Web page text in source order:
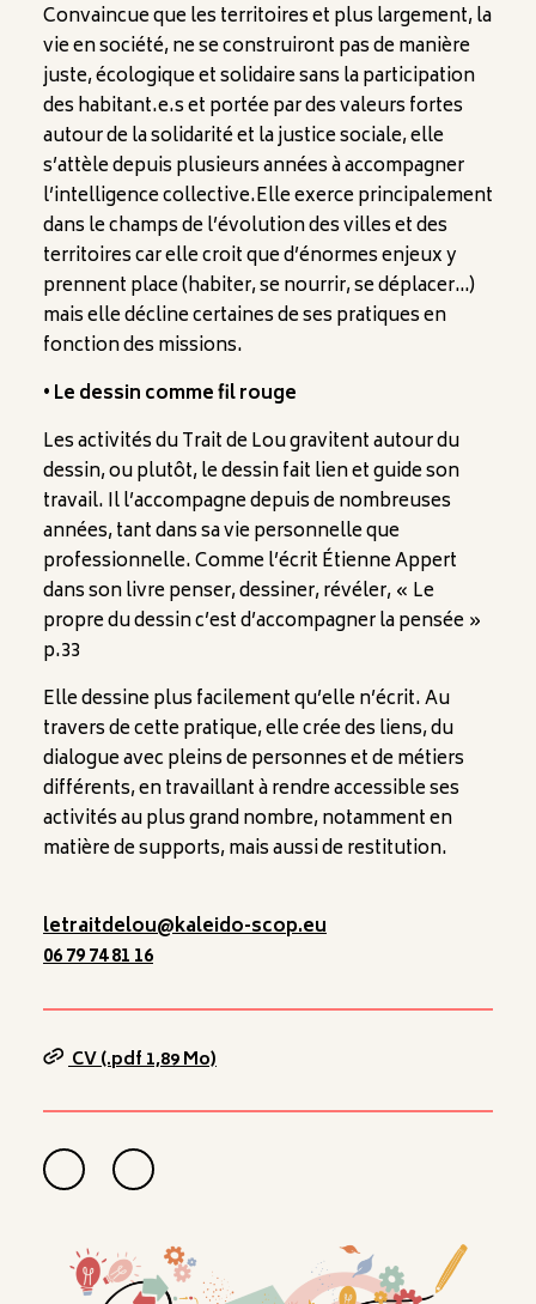
Convaincue que les territoires et plus largement, la
vie en société, ne se construiront pas de manière
juste, écologique et solidaire sans la participation
des habitant.e.s et portée par des valeurs fortes
autour de la solidarité et la justice sociale, elle
s’attèle depuis plusieurs années à accompagner
l’intelligence collective.Elle exerce principalement
dans le champs de l’évolution des villes et des
territoires car elle croit que d’énormes enjeux y
prennent place (habiter, se nourrir, se déplacer…)
mais elle décline certaines de ses pratiques en
fonction des missions.
• Le dessin comme fil rouge
Les activités du Trait de Lou gravitent autour du
dessin, ou plutôt, le dessin fait lien et guide son
travail. Il l’accompagne depuis de nombreuses
années, tant dans sa vie personnelle que
professionnelle. Comme l’écrit Étienne Appert
dans son livre penser, dessiner, révéler, « Le
propre du dessin c’est d’accompagner la pensée »
p.33
Elle dessine plus facilement qu’elle n’écrit. Au
travers de cette pratique, elle crée des liens, du
dialogue avec pleins de personnes et de métiers
différents, en travaillant à rendre accessible ses
activités au plus grand nombre, notamment en
matière de supports, mais aussi de restitution.
letraitdelou@kaleido-scop.eu
06 79 74 81 16
CV (.pdf 1,89 Mo)